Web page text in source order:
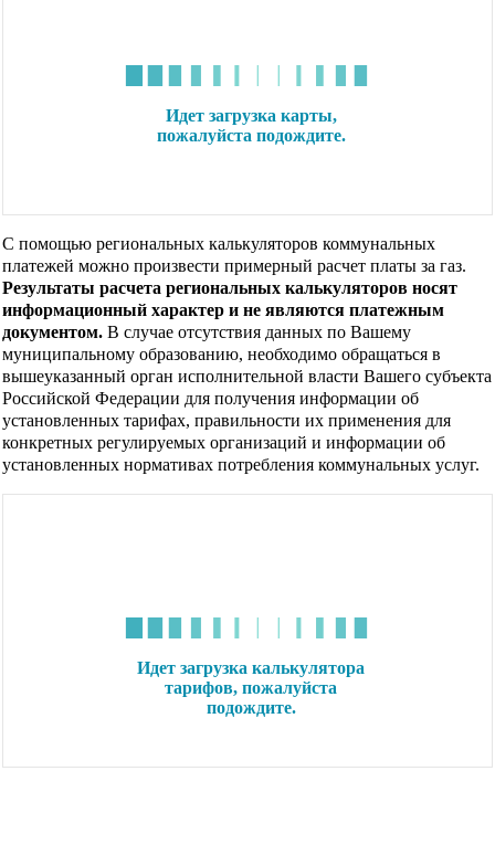
С помощью региональных калькуляторов коммунальных
платежей можно произвести примерный расчет платы за газ.
Результаты расчета региональных калькуляторов носят
информационный характер и не являются платежным
документом. В случае отсутствия данных по Вашему
муниципальному образованию, необходимо обращаться в
вышеуказанный орган исполнительной власти Вашего субъекта
Российской Федерации для получения информации об
установленных тарифах, правильности их применения для
конкретных регулируемых организаций и информации об
установленных нормативах потребления коммунальных услуг.